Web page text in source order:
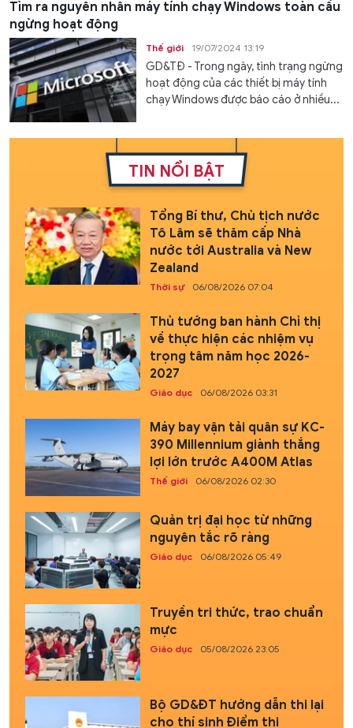
Tìm ra nguyên nhân máy tính chạy Windows toàn cầu
ngừng hoạt động
Thế giới 19/07/2024 13:19
GD&TĐ - Trong ngày, tình trạng ngừng
hoạt động của các thiết bị máy tính
chạy Windows được báo cáo ở nhiều...
TIN NỔI BẬT
Tổng Bí thư, Chủ tịch nước
Tô Lâm sẽ thăm cấp Nhà
nước tới Australia và New
Zealand
Thời sự 06/08/2026 07:04
Thủ tướng ban hành Chỉ thị
về thực hiện các nhiệm vụ
trọng tâm năm học 2026-
2027
Giáo dục 06/08/2026 03:31
Máy bay vận tải quân sự KC-
390 Millennium giành thắng
lợi lớn trước A400M Atlas
Thế giới 06/08/2026 02:30
Quản trị đại học từ những
nguyên tắc rõ ràng
Giáo dục 06/08/2026 05:49
Truyền tri thức, trao chuẩn
mực
Giáo dục 05/08/2026 23:05
Bộ GD&ĐT hướng dẫn thi lại
cho thí sinh Điểm thi